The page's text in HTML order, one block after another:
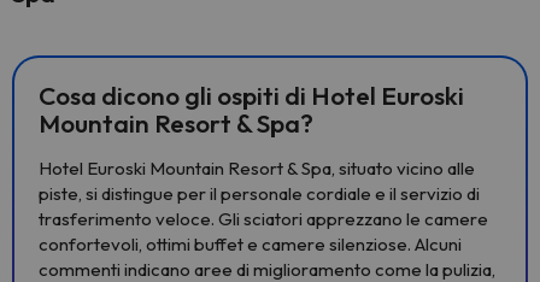
Cosa dicono gli ospiti di Hotel Euroski
Mountain Resort & Spa?
Hotel Euroski Mountain Resort & Spa, situato vicino alle
piste, si distingue per il personale cordiale e il servizio di
trasferimento veloce. Gli sciatori apprezzano le camere
confortevoli, ottimi buffet e camere silenziose. Alcuni
commenti indicano aree di miglioramento come la pulizia,